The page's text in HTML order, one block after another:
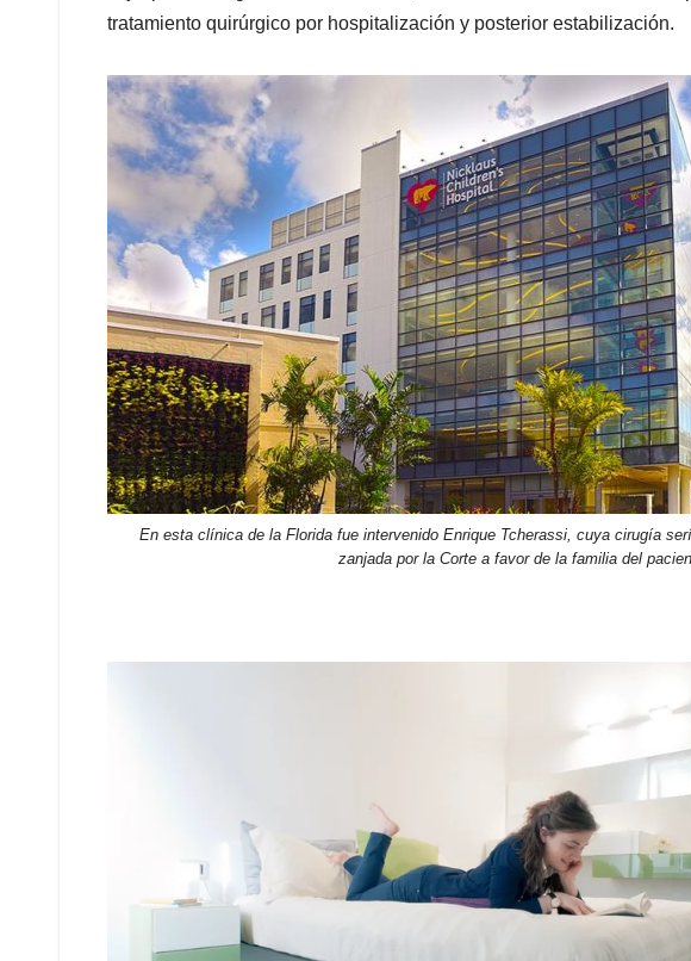
tratamiento quirúrgico por hospitalización y posterior estabilización.
En esta clínica de la Florida fue intervenido Enrique Tcherassi, cuya cirugía
zanjada por la Corte a favor de la familia del